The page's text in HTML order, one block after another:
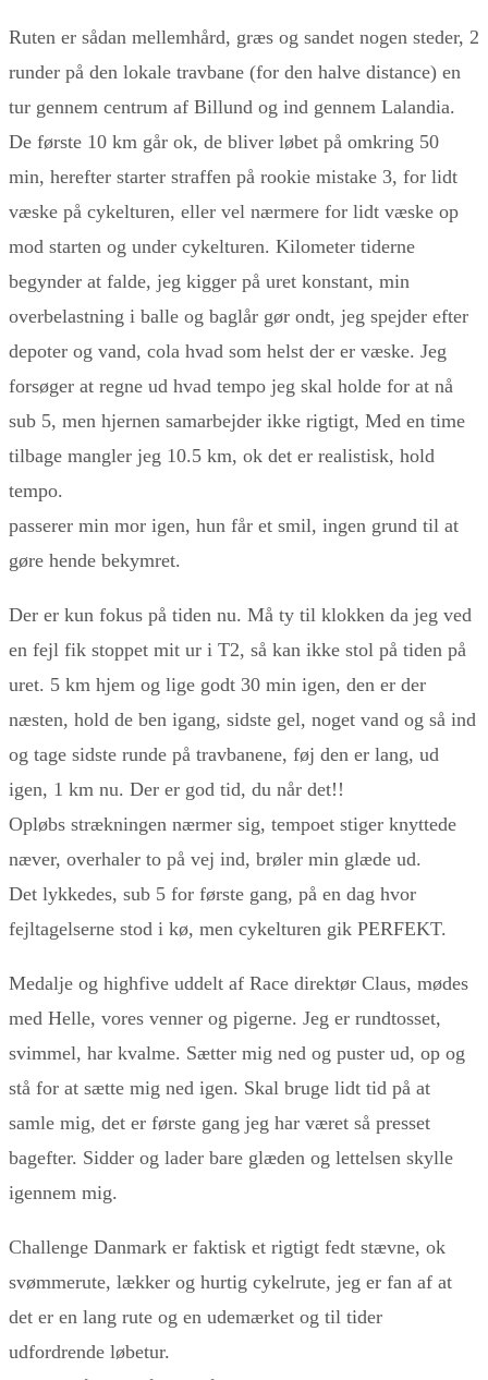
Ruten er sådan mellemhård, græs og sandet nogen steder, 2
runder på den lokale travbane (for den halve distance) en
tur gennem centrum af Billund og ind gennem Lalandia.
De første 10 km går ok, de bliver løbet på omkring 50
min, herefter starter straffen på rookie mistake 3, for lidt
væske på cykelturen, eller vel nærmere for lidt væske op
mod starten og under cykelturen. Kilometer tiderne
begynder at falde, jeg kigger på uret konstant, min
overbelastning i balle og baglår gør ondt, jeg spejder efter
depoter og vand, cola hvad som helst der er væske. Jeg
forsøger at regne ud hvad tempo jeg skal holde for at nå
sub 5, men hjernen samarbejder ikke rigtigt, Med en time
tilbage mangler jeg 10.5 km, ok det er realistisk, hold
tempo.
passerer min mor igen, hun får et smil, ingen grund til at
gøre hende bekymret.
Der er kun fokus på tiden nu. Må ty til klokken da jeg ved
en fejl fik stoppet mit ur i T2, så kan ikke stol på tiden på
uret. 5 km hjem og lige godt 30 min igen, den er der
næsten, hold de ben igang, sidste gel, noget vand og så ind
og tage sidste runde på travbanene, føj den er lang, ud
igen, 1 km nu. Der er god tid, du når det!!
Opløbs strækningen nærmer sig, tempoet stiger knyttede
næver, overhaler to på vej ind, brøler min glæde ud.
Det lykkedes, sub 5 for første gang, på en dag hvor
fejltagelserne stod i kø, men cykelturen gik PERFEKT.
Medalje og highfive uddelt af Race direktør Claus, mødes
med Helle, vores venner og pigerne. Jeg er rundtosset,
svimmel, har kvalme. Sætter mig ned og puster ud, op og
stå for at sætte mig ned igen. Skal bruge lidt tid på at
samle mig, det er første gang jeg har været så presset
bagefter. Sidder og lader bare glæden og lettelsen skylle
igennem mig.
Challenge Danmark er faktisk et rigtigt fedt stævne, ok
svømmerute, lækker og hurtig cykelrute, jeg er fan af at
det er en lang rute og en udemærket og til tider
udfordrende løbetur.